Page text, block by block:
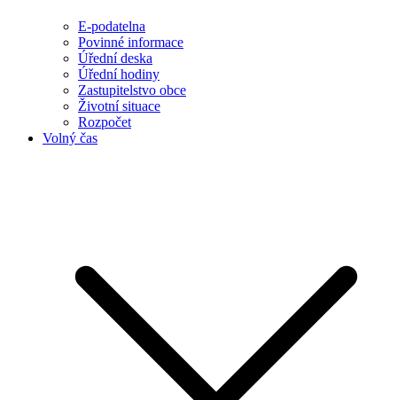
E-podatelna
Povinné informace
Úřední deska
Úřední hodiny
Zastupitelstvo obce
Životní situace
Rozpočet
Volný čas